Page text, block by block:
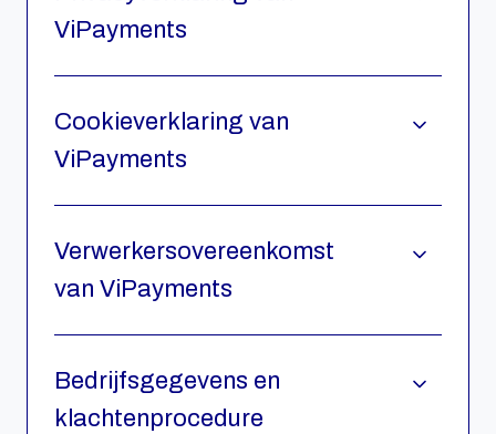
ViPayments
Cookieverklaring van
ViPayments
Verwerkersovereenkomst
van ViPayments
Bedrijfsgegevens en
klachtenprocedure